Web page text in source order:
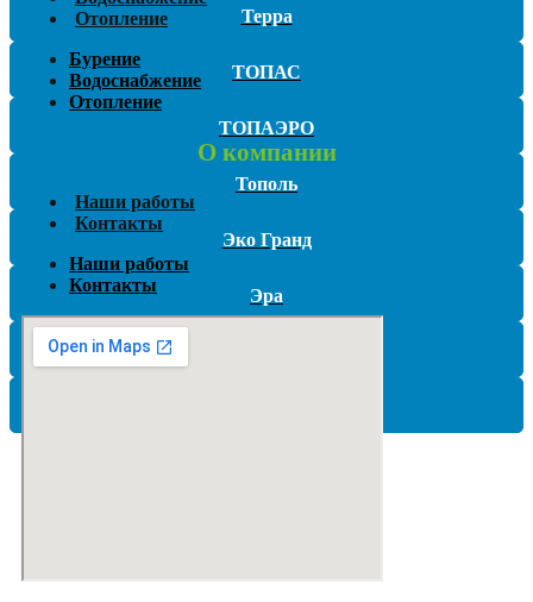
Терра
ТОПАС
ТОПАЭРО
Тополь
Эко Гранд
Эра
Отопление
Бурение
Водоснабжение
Отопление
О компании
Наши работы
Контакты
Наши работы
Контакты